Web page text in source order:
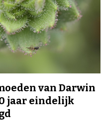
van Darwin
jaar eindelijk